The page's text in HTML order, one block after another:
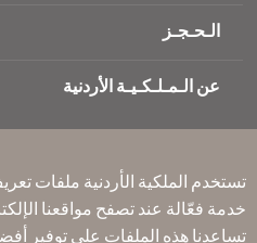
شروط السفر
السفر أثناء الحمل
ذوي الاحتياجات الخاصة
Plan and Feedback Process
الـحـجـز
حجز القطار
تكرم
الإقامه لمسافري الترانزيت
عن الـمـلـكـيـة الأردنية
انضم لعائلتنا
الأخبار
سـيـا سة الخصوصية
تستخدم الملكية الأردنية ملفات
خدمة فعّالة عند تصفح مواقعنا
تساعدنا هذه الملفات على توفير